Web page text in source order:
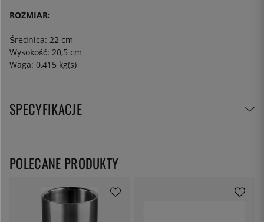
ROZMIAR:
Średnica: 22 cm
Wysokość: 20,5 cm
Waga: 0,415 kg(s)
SPECYFIKACJE
POLECANE PRODUKTY